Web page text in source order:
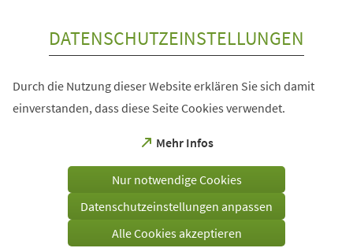
DATENSCHUTZEINSTELLUNGEN
Durch die Nutzung dieser Website erklären Sie sich damit
einverstanden, dass diese Seite Cookies verwendet.
Mehr Infos
(Öffnet
einem
Tab)
Nur notwendige Cookies
Datenschutzeinstellungen anpassen
Alle Cookies akzeptieren